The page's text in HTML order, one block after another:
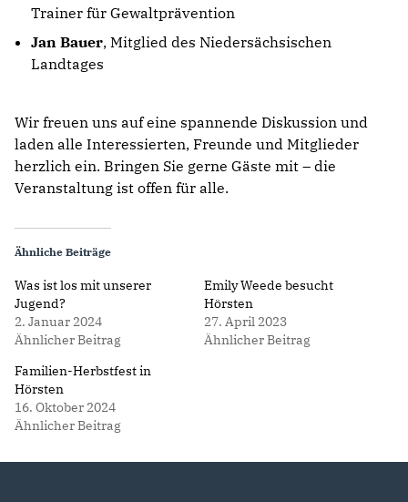
Trainer für Gewaltprävention
Jan Bauer, Mitglied des Niedersächsischen
Landtages
Wir freuen uns auf eine spannende Diskussion und
laden alle Interessierten, Freunde und Mitglieder
herzlich ein. Bringen Sie gerne Gäste mit – die
Veranstaltung ist offen für alle.
Ähnliche Beiträge
Was ist los mit unserer
Jugend?
2. Januar 2024
Ähnlicher Beitrag
Emily Weede besucht
Hörsten
27. April 2023
Ähnlicher Beitrag
Familien-Herbstfest in
Hörsten
16. Oktober 2024
Ähnlicher Beitrag